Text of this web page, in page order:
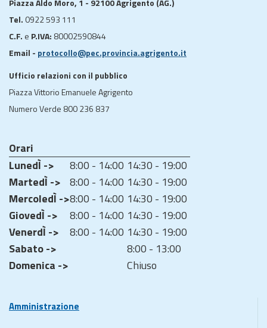
Tel. 0922 593 111
C.F. e P.IVA: 80002590844
Email - protocollo@pec.provincia.agrigento.it
Ufficio relazioni con il pubblico
Piazza Vittorio Emanuele Agrigento
Numero Verde 800 236 837
Orari
LunedÌ ->
8:00 - 14:00 14:30 - 19:00
MartedÌ -> 8:00 - 14:00 14:30 - 19:00
MercoledÌ ->8:00 - 14:00 14:30 - 19:00
GiovedÌ ->
8:00 - 14:00 14:30 - 19:00
VenerdÌ ->
8:00 - 14:00 14:30 - 19:00
Sabato ->
8:00 - 13:00
Domenica ->
Chiuso
Amministrazione